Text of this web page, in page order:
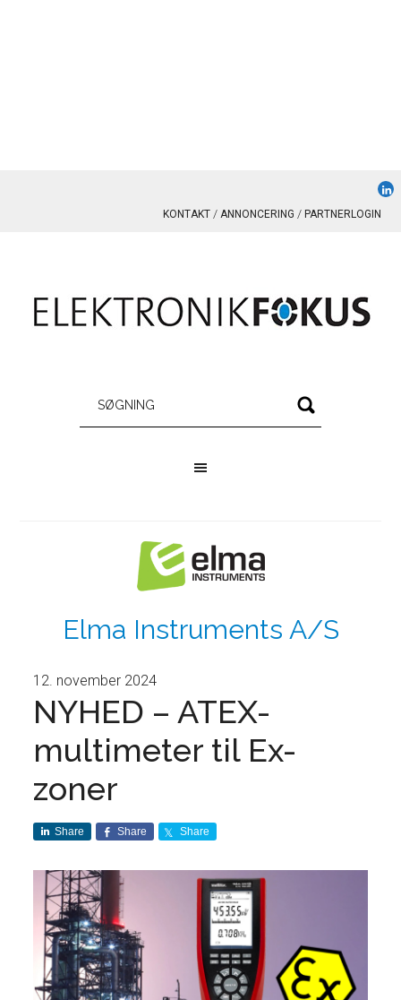
KONTAKT ANNONCERING PARTNERLOGIN
Elma Instruments A/S
12. november 2024
NYHED – ATEX-
multimeter til Ex-
zoner
Share Share Share